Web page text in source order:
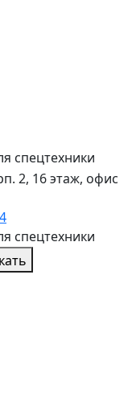
спецтехники
2, 16 этаж, офис
спецтехники